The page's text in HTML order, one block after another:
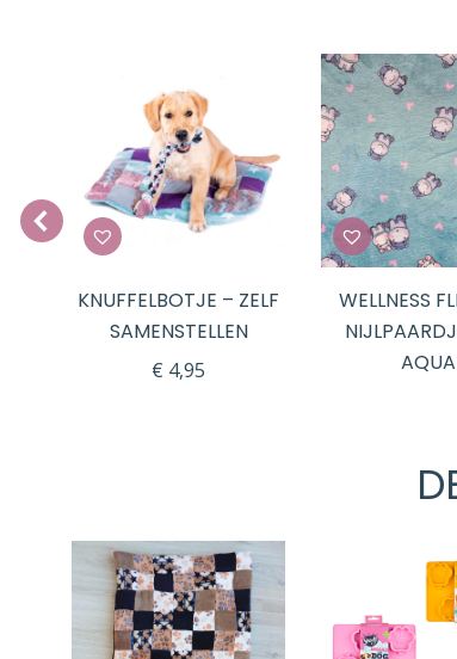
KNUFFELBOTJE – ZELF
SAMENSTELLEN
€ 4,95
WELLNESS
AQUA